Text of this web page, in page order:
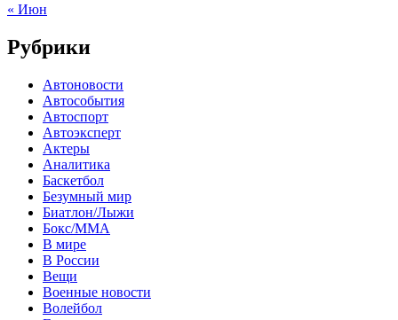
« Июн
Рубрики
Автоновости
Автособытия
Автоспорт
Автоэксперт
Актеры
Аналитика
Баскетбол
Безумный мир
Биатлон/Лыжи
Бокс/MMA
В мире
В России
Вещи
Военные новости
Волейбол